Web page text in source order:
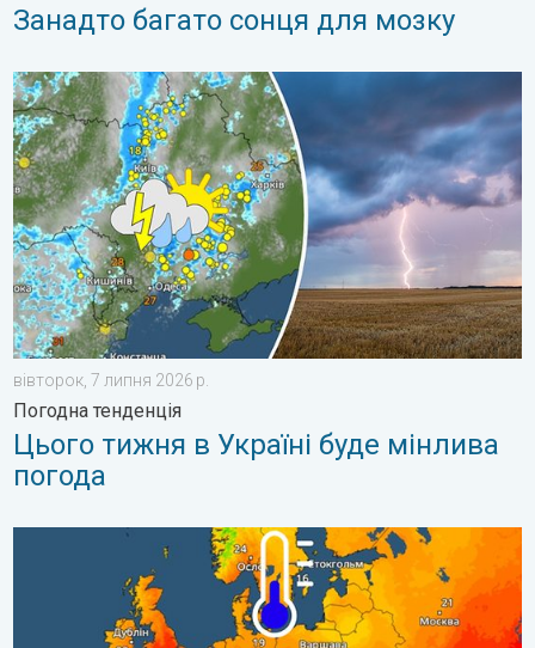
Занадто багато сонця для мозку
Цього тижня в Україні буде мінлива погода. Погодна
вівторок, 7 липня 2026 р.
Погодна тенденція
Цього тижня в Україні буде мінлива
погода
Спека на півдні, штормовий циклон на півночі. Погода в